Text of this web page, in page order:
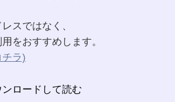
スではなく、
をおすすめします。
ラ)